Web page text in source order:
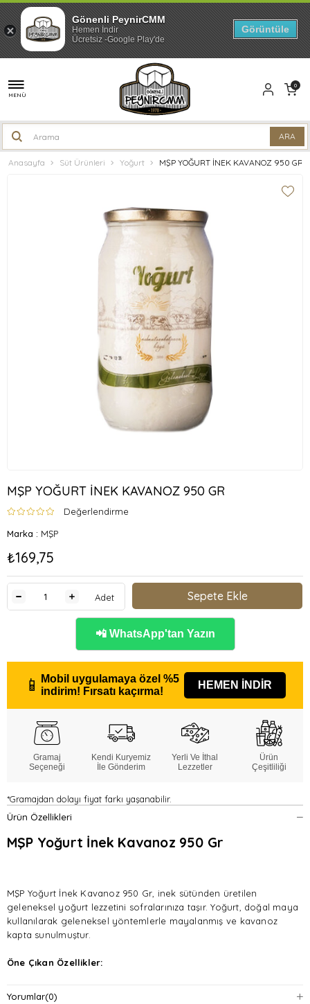
MENÜ
0
Anasayfa Süt Ürünleri Yoğurt MŞP YOĞURT İNEK KAVANOZ 950 GR
MŞP YOĞURT İNEK KAVANOZ 950 GR
Değerlendirme
Marka : MŞP
₺169,75
Adet
📲 WhatsApp'tan Yazın
📱 Mobil uygulamaya özel %5
indirim! Fırsatı kaçırma!
HEMEN İNDİR
Gramaj
Seçeneği
Kendi Kuryemiz
İle Gönderim
Yerli Ve İthal
Lezzetler
Ürün
Çeşitliliği
*Gramajdan dolayı fiyat farkı yaşanabilir.
Ürün Özellikleri
MŞP Yoğurt İnek Kavanoz 950 Gr
MŞP Yoğurt İnek Kavanoz 950 Gr, inek sütünden üretilen
geleneksel yoğurt lezzetini sofralarınıza taşır. Yoğurt, doğal maya
kullanılarak geleneksel yöntemlerle mayalanmış ve kavanoz
kapta sunulmuştur.
Öne Çıkan Özellikler:
Yorumlar(0)
Gönenli PeynirCMM
Hemen İndir
Ücretsiz -Google Play'de
Görüntüle